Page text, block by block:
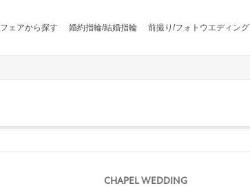
フェアから探す 婚約指輪/結婚指輪 前撮り/フォトウエディング